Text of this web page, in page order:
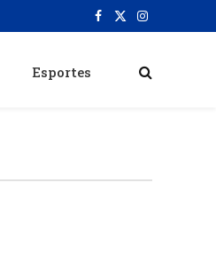
Facebook
X
Instagram
Esportes